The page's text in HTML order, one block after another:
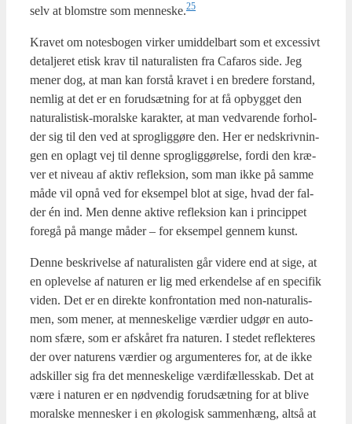
selv at blom­stre som menneske.25
Kra­vet om notes­bo­gen vir­ker umid­del­bart som et exces­sivt
detal­je­ret etisk krav til natu­ra­li­sten fra Cafa­ros side. Jeg
mener dog, at man kan for­stå kra­vet i en bre­de­re for­stand,
nem­lig at det er en for­ud­sæt­ning for at få opbyg­get den
natu­ra­li­stisk-moral­ske karak­ter, at man ved­va­ren­de for­hol­
der sig til den ved at sprog­lig­gø­re den. Her er nedskriv­nin­
gen en oplagt vej til den­ne sprog­lig­gø­rel­se, for­di den kræ­
ver et niveau af aktiv reflek­sion, som man ikke på sam­me
måde vil opnå ved for eksem­pel blot at sige, hvad der fal­
der én ind. Men den­ne akti­ve reflek­sion kan i prin­cip­pet
fore­gå på man­ge måder – for eksem­pel gen­nem kunst.
Den­ne beskri­vel­se af natu­ra­li­sten går vide­re end at sige, at
en ople­vel­se af natu­ren er lig med erken­del­se af en spe­ci­fik
viden. Det er en direk­te kon­fron­ta­tion med non-natu­ra­lis­
men, som mener, at men­ne­ske­li­ge vær­di­er udgør en auto­
nom sfæ­re, som er afskå­ret fra natu­ren. I ste­det reflek­te­res
der over natu­rens vær­di­er og argu­men­te­res for, at de ikke
adskil­ler sig fra det men­ne­ske­li­ge vær­di­fæl­les­skab. Det at
være i natu­ren er en nød­ven­dig for­ud­sæt­ning for at bli­ve
moral­ske men­ne­sker i en øko­lo­gisk sam­men­hæng, alt­så at